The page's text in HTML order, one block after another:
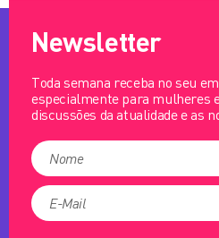
Newsletter
Toda semana receba no seu
especialmente para mulheres
discussões da atualidade e as